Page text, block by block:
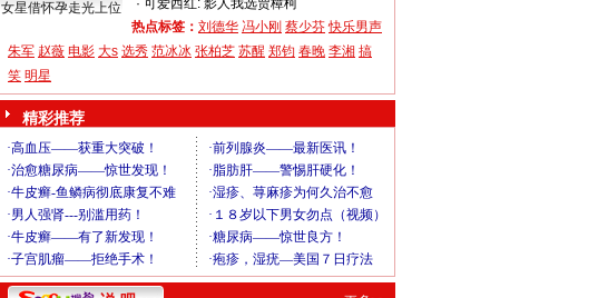
女星借怀孕走光上位
· 可爱西红: 影人我选贾樟柯
热点标签： 刘德华 冯小刚 蔡少芬 快乐男声
朱军 赵薇 电影 大s 选秀 范冰冰 张柏芝 苏醒 郑钧 春晚 李湘 搞
笑 明星
精彩推荐